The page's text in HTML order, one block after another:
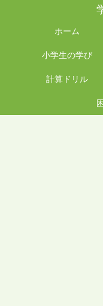
ホーム
小学生の学び
計算ドリル